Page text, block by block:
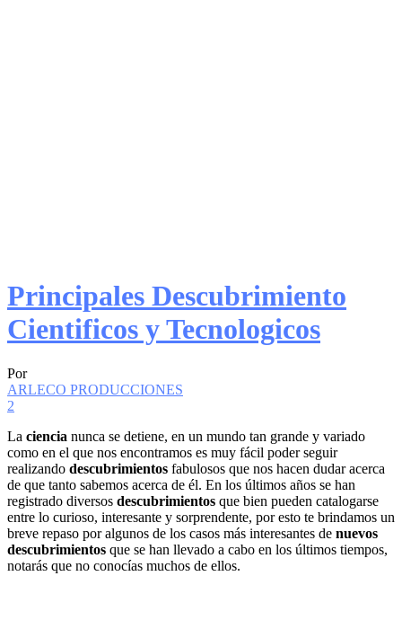
Principales Descubrimiento
Cientificos y Tecnologicos
Por
ARLECO PRODUCCIONES
2
La ciencia nunca se detiene, en un mundo tan grande y variado
como en el que nos encontramos es muy fácil poder seguir
realizando descubrimientos fabulosos que nos hacen dudar acerca
de que tanto sabemos acerca de él. En los últimos años se han
registrado diversos descubrimientos que bien pueden catalogarse
entre lo curioso, interesante y sorprendente, por esto te brindamos un
breve repaso por algunos de los casos más interesantes de nuevos
descubrimientos que se han llevado a cabo en los últimos tiempos,
notarás que no conocías muchos de ellos.